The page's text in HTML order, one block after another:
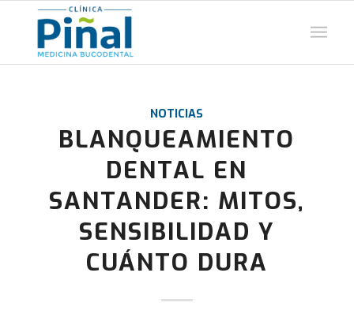
NOTICIAS
BLANQUEAMIENTO
DENTAL EN
SANTANDER: MITOS,
SENSIBILIDAD Y
CUÁNTO DURA